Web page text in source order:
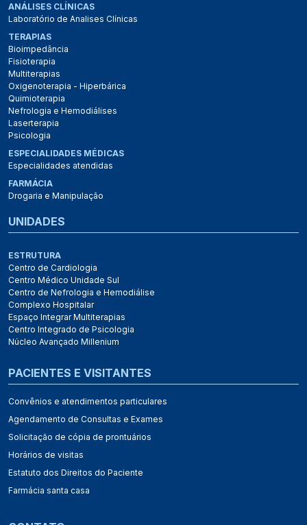
ANÁLISES CLÍNICAS
Laboratório de Analises Clínicas
TERAPIAS
Bioimpedância
Fisioterapia
Multiterapias
Oxigenoterapia - Hiperbárica
Quimioterapia
Nefrologia e Hemodiálises
Laserterapia
Psicologia
ESPECIALIDADES MÉDICAS
Especialidades atendidas
FARMÁCIA
Drogaria e Manipulação
UNIDADES
ESTRUTURA
Centro de Cardiologia
Centro Médico Unidade Sul
Centro de Nefrologia e Hemodiálise
Complexo Hospitalar
Espaço Integrar Multiterapias
Centro Integrado de Psicologia
Núcleo Avançado Millenium
PACIENTES E VISITANTES
Convênios e atendimentos particulares
Agendamento de Consultas e Exames
Solicitação de cópia de prontuários
Horários de visitas
Estatuto dos Direitos do Paciente
Farmácia santa casa